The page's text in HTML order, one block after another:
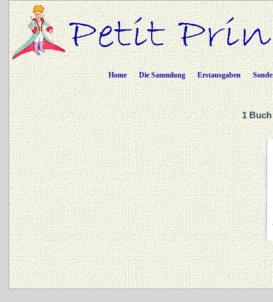
Home Die Sammlung Erstausgaben
1